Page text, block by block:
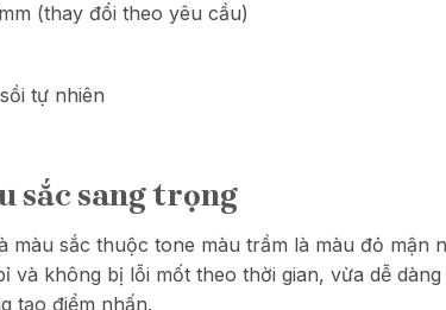
(thay đổi theo yêu cầu)
tự nhiên
sắc sang trọng
màu sắc thuộc tone màu trầm là màu đỏ
và không bị lỗi mốt theo thời gian, vừa dễ
tạo điểm nhấn.